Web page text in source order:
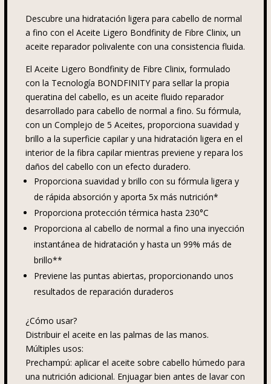
Descubre una hidratación ligera para cabello de normal
a fino con el Aceite Ligero Bondfinity de Fibre Clinix, un
aceite reparador polivalente con una consistencia fluida.
El Aceite Ligero Bondfinity de Fibre Clinix, formulado
con la Tecnología BONDFINITY para sellar la propia
queratina del cabello, es un aceite fluido reparador
desarrollado para cabello de normal a fino. Su fórmula,
con un Complejo de 5 Aceites, proporciona suavidad y
brillo a la superficie capilar y una hidratación ligera en el
interior de la fibra capilar mientras previene y repara los
daños del cabello con un efecto duradero.
Proporciona suavidad y brillo con su fórmula ligera y
de rápida absorción y aporta 5x más nutrición*
Proporciona protección térmica hasta 230°C
Proporciona al cabello de normal a fino una inyección
instantánea de hidratación y hasta un 99% más de
brillo**
Previene las puntas abiertas, proporcionando unos
resultados de reparación duraderos
¿Cómo usar?
Distribuir el aceite en las palmas de las manos.
Múltiples usos:
Prechampú: aplicar el aceite sobre cabello húmedo para
una nutrición adicional. Enjuagar bien antes de lavar con